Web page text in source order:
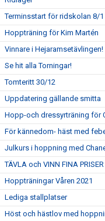
Terminsstart för ridskolan 8/1
Hoppträning för Kim Martén
Vinnare i Hejaramsetävlingen!
Se hit alla Torningar!
Tomteritt 30/12
Uppdatering gällande smitta
Hopp-och dressyrträning för
För kännedom- häst med
Julkurs i hoppning med
TÄVLA och VINN FINA
Hoppträningar Våren 2021
Lediga stallplatser
Höst och hästlov med